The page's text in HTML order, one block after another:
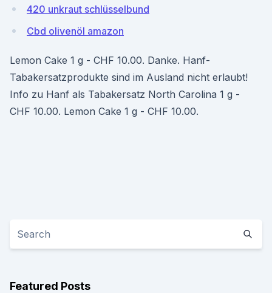
420 unkraut schlüsselbund
Cbd olivenöl amazon
Lemon Cake 1 g - CHF 10.00. Danke. Hanf-
Tabakersatzprodukte sind im Ausland nicht erlaubt!
Info zu Hanf als Tabakersatz North Carolina 1 g -
CHF 10.00. Lemon Cake 1 g - CHF 10.00.
Featured Posts